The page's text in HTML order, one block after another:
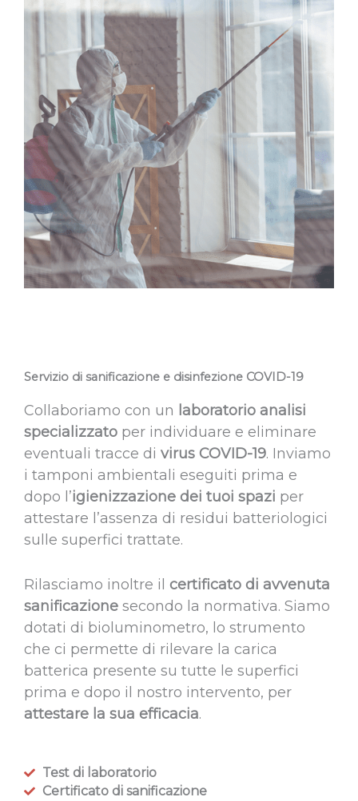
Servizio di sanificazione e disinfezione COVID-19
Collaboriamo con un laboratorio analisi
specializzato per individuare e eliminare
eventuali tracce di virus COVID-19. Inviamo
i tamponi ambientali eseguiti prima e
dopo l’igienizzazione dei tuoi spazi per
attestare l’assenza di residui batteriologici
sulle superfici trattate.
Rilasciamo inoltre il certificato di avvenuta
sanificazione secondo la normativa. Siamo
dotati di bioluminometro, lo strumento
che ci permette di rilevare la carica
batterica presente su tutte le superfici
prima e dopo il nostro intervento, per
attestare la sua efficacia.
Test di laboratorio
Certificato di sanificazione